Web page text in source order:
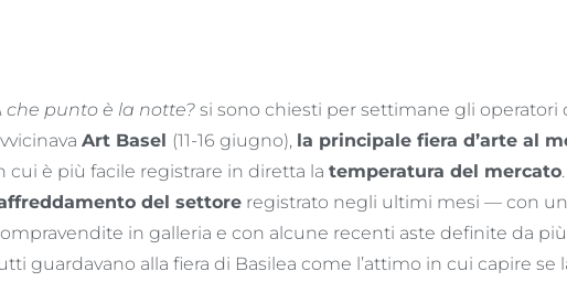
che punto è la notte?si sono chiesti per settimane gli operatori
Art Basel (11-16 giugno), la principale fiera d’arte al
cui è più facile registrare in diretta la temperatura del mercato.
del settoreregistrato negli ultimi mesi — con
in galleria e con alcune recenti aste definite da
guardavano alla fiera di Basilea come l’attimo in cui capire se